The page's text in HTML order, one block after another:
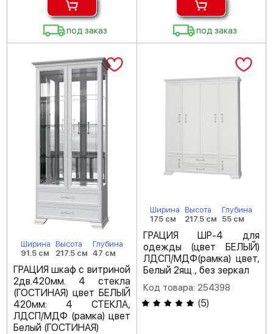
под заказ под заказ
Ширина
91.5 см
Высота
217.5 см
Глубина
47 см
ГРАЦИЯ шкаф с витриной
2дв.420мм. 4 стекла
(ГОСТИНАЯ) цвет БЕЛЫЙ
420мм: 4 СТЕКЛА,
ЛДСП/МДФ (рамка) цвет
Белый (ГОСТИНАЯ)
Ширина
175 см
Высота
217.5 см
Глубина
55 см
ГРАЦИЯ ШР-4 для
одежды (цвет БЕЛЫЙ)
ЛДСП/МДФ(рамка) цвет,
Белый 2ящ., без зеркал
Код товара: 254398
(5)